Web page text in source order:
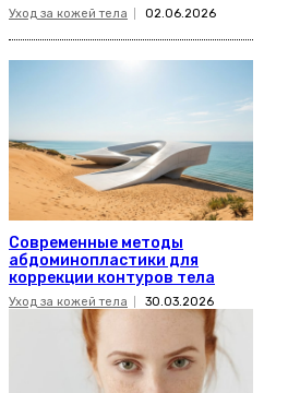
Уход за кожей тела 02.06.2026
Современные методы
абдоминопластики для
коррекции контуров тела
Уход за кожей тела 30.03.2026